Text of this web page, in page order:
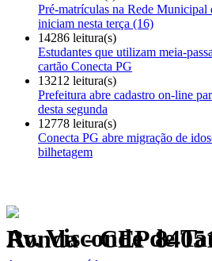
Pré-matrículas na Rede Municipal
iniciam nesta terça (16)
14286 leitura(s)
Estudantes que utilizam meia-
cartão Conecta PG
13212 leitura(s)
Prefeitura abre cadastro on-line
desta segunda
12778 leitura(s)
Conecta PG abre migração de
bilhetagem
Av. Visconde de Taunay, 950 - Ronda -
Política de Privacidade.